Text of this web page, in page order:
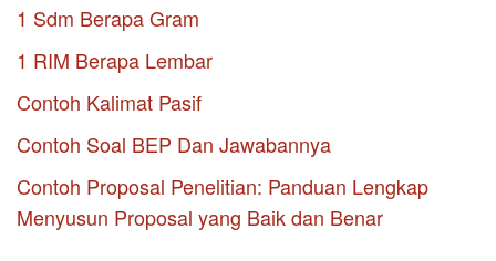
1 Sdm Berapa Gram
1 RIM Berapa Lembar
Contoh Kalimat Pasif
Contoh Soal BEP Dan Jawabannya
Contoh Proposal Penelitian: Panduan Lengkap
Menyusun Proposal yang Baik dan Benar